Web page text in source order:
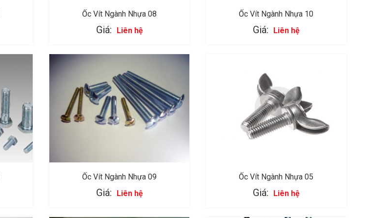
Ốc Vít Ngành Nhựa 08
Giá: Liên hệ
Ốc Vít Ngành Nhựa 10
Giá: Liên hệ
Ốc Vít Ngành Nhựa 09
Giá: Liên hệ
Ốc Vít Ngành Nhựa 05
Giá: Liên hệ